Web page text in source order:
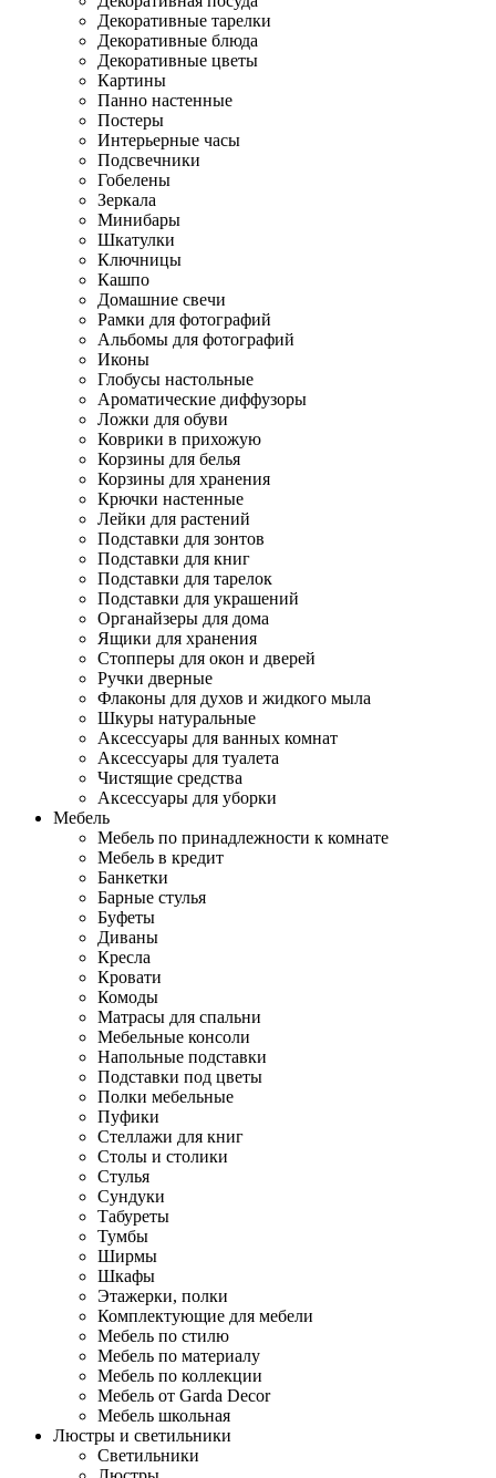
Декоративные тарелки
Декоративные блюда
Декоративные цветы
Картины
Панно настенные
Постеры
Интерьерные часы
Подсвечники
Гобелены
Зеркала
Минибары
Шкатулки
Ключницы
Кашпо
Домашние свечи
Рамки для фотографий
Альбомы для фотографий
Иконы
Глобусы настольные
Ароматические диффузоры
Ложки для обуви
Коврики в прихожую
Корзины для белья
Корзины для хранения
Крючки настенные
Лейки для растений
Подставки для зонтов
Подставки для книг
Подставки для тарелок
Подставки для украшений
Органайзеры для дома
Ящики для хранения
Стопперы для окон и дверей
Ручки дверные
Флаконы для духов и жидкого мыла
Шкуры натуральные
Аксессуары для ванных комнат
Аксессуары для туалета
Чистящие средства
Аксессуары для уборки
Мебель
Мебель по принадлежности к комнате
Мебель в кредит
Банкетки
Барные стулья
Буфеты
Диваны
Кресла
Кровати
Комоды
Матрасы для спальни
Мебельные консоли
Напольные подставки
Подставки под цветы
Полки мебельные
Пуфики
Стеллажи для книг
Столы и столики
Стулья
Сундуки
Табуреты
Тумбы
Ширмы
Шкафы
Этажерки, полки
Комплектующие для мебели
Мебель по стилю
Мебель по материалу
Мебель по коллекции
Мебель от Garda Decor
Мебель школьная
Люстры и светильники
Светильники